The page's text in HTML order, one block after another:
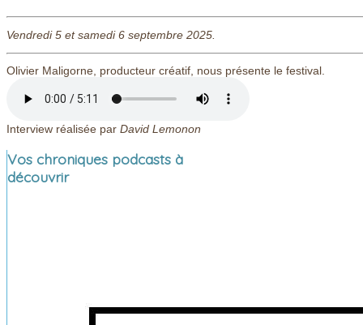
Vendredi 5 et samedi 6 septembre 2025.
Olivier Maligorne, producteur créatif, nous présente le festival.
Interview réalisée par David Lemonon
Vos chroniques podcasts à
découvrir